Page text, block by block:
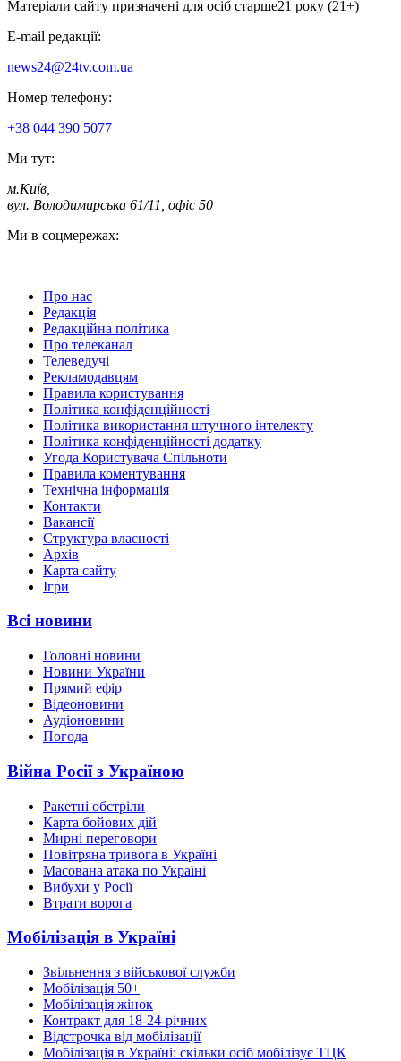
Матеріали сайту призначені для осіб старше21 року (21+)
E-mail редакції:
news24@24tv.com.ua
Номер телефону:
+38 044 390 5077
Ми тут:
м.Київ
вул. Володимирська 61/11, офіс 50
Ми в соцмережах:
Про нас
Редакція
Редакційна політика
Про телеканал
Телеведучі
Рекламодавцям
Правила користування
Політика конфіденційності
Політика використання штучного інтелекту
Політика конфіденційності додатку
Угода Користувача Спільноти
Правила коментування
Технічна інформація
Контакти
Вакансії
Структура власності
Архів
Карта сайту
Ігри
Всі новини
Головні новини
Новини України
Прямий ефір
Відеоновини
Аудіоновини
Погода
Війна Росії з Україною
Ракетні обстріли
Карта бойових дій
Мирні переговори
Повітряна тривога в Україні
Масована атака по Україні
Вибухи у Росії
Втрати ворога
Мобілізація в Україні
Звільнення з військової служби
Мобілізація 50+
Мобілізація жінок
Контракт для 18-24-річних
Відстрочка від мобілізації
Мобілізація в Україні: скільки осіб мобілізує ТЦК